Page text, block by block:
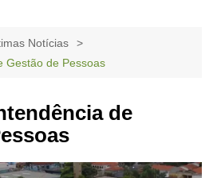
Notícias
Gestão de Pessoas
de